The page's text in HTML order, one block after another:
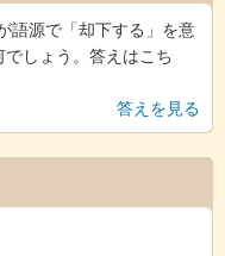
語源で「却下する」を意
しょう。答えはこち
答えを見る